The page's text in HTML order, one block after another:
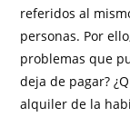
referidos al
personas. Por
problemas que
deja de pagar?
alquiler de la